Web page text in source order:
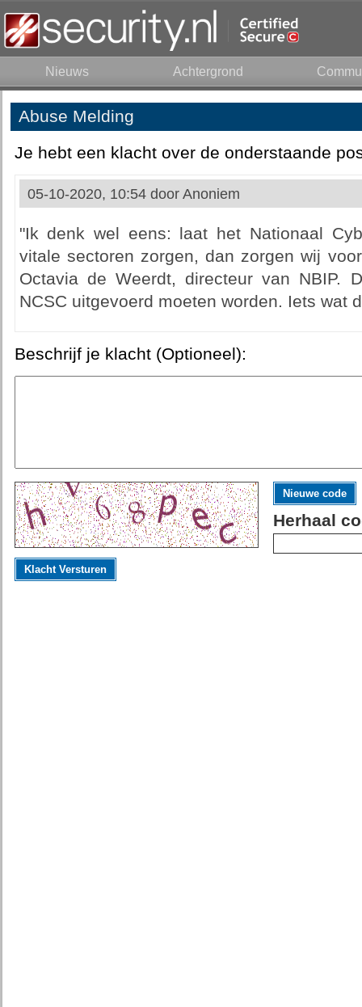
Nieuws Achtergrond
Abuse Melding
Je hebt een klacht over de onderstaande
05-10-2020, 10:54 door Anoniem
"Ik denk wel eens: laat het Nationaal
vitale sectoren zorgen, dan zorgen wij
Octavia de Weerdt, directeur van NBIP.
NCSC uitgevoerd moeten worden. Iets wat
Beschrijf je klacht (Optioneel):
Nieuwe code
Herhaal
Klacht Versturen